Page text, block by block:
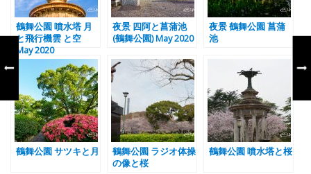
鶴舞公園 噴水塔 月
と飛行機雲 と空
May 2020
夜景 四阿と菖蒲池
(鶴舞公園) May 2020
夜景 鶴舞公園 菖蒲
池
鶴舞公園 サツキと月
鶴舞公園 ラジオ体操
の像と桜
鶴舞公園 噴水塔と桜